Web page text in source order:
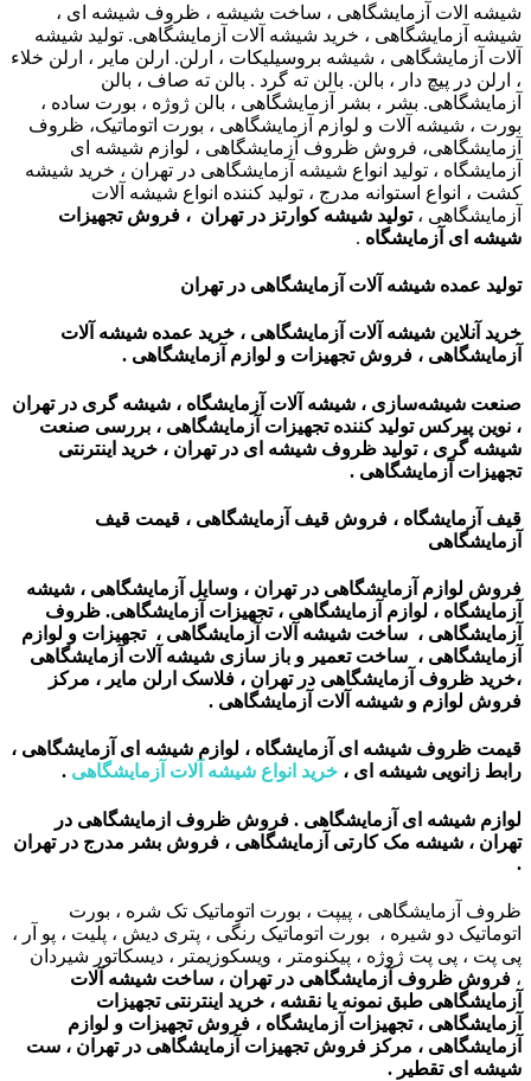
شیشه الات آزمایشگاهی ، ساخت شیشه ، ظروف شیشه ای ،
شیشه آزمایشگاهی ، خرید شیشه آلات آزمایشگاهی. تولید شیشه
آلات آزمایشگاهی ، شیشه بروسیلیکات ، ارلن. ارلن مایر ، ارلن خلاء
، ارلن در پیچ دار ، بالن. بالن ته گرد . بالن ته صاف ، بالن
آزمایشگاهی. بشر ، بشر آزمایشگاهی ، بالن ژوژه ، بورت ساده ،
بورت ، شیشه آلات و لوازم آزمایشگاهی ، بورت اتوماتیک، ظروف
آزمایشگاهی، فروش ظروف آزمایشگاهی ، لوازم شیشه ای
آزمایشگاه ، تولید انواع شیشه آزمایشگاهی در تهران ، خرید شیشه
کشت ، انواع استوانه مدرج ، تولید کننده انواع شیشه آلات
آزمایشگاهی ،تولید شیشه کوارتز در تهران ، فروش تجهیزات
شیشه ای آزمایشگاه .
تولید عمده شیشه آلات آزمایشگاهی در تهران
خرید آنلاین شیشه آلات آزمایشگاهی ، خرید عمده شیشه آلات
آزمایشگاهی ، فروش تجهیزات و لوازم آزمایشگاهی .
صنعت شیشه‌سازی ، شیشه آلات آزمایشگاه ، شیشه گری در تهران
، نوین پیرکس تولید کننده تجهیزات آزمایشگاهی ، بررسی صنعت
شیشه گری ،تولید ظروف شیشه ای در تهران ، خرید اینترنتی
تجهیزات آزمایشگاهی .
قیف آزمایشگاه ، فروش قیف آزمایشگاهی ، قیمت قیف
آزمایشگاهی
فروش لوازم آزمایشگاهی در تهران ، وسایل آزمایشگاهی ، شیشه
آزمایشگاه ، لوازم آزمایشگاهی ، تجهیزات آزمایشگاهی. ظروف
آزمایشگاهی ، ساخت شیشه آلات آزمایشگاهی ، تجهیزات و لوازم
آزمایشگاهی ، ساخت تعمیر و باز سازی شیشه آلات آزمایشگاهی
،خرید ظروف آزمایشگاهی در تهران ، فلاسک ارلن مایر ، مرکز
فروش لوازم و شیشه آلات آزمایشگاهی .
قیمت ظروف شیشه ای آزمایشگاه ، لوازم شیشه ای آزمایشگاهی ،
رابط زانویی شیشه ای ، خرید انواع شیشه آلات آزمایشگاهی .
لوازم شیشه ای آزمایشگاهی . فروش ظروف ازمایشگاهی در
تهران ، شیشه مک کارتی آزمایشگاهی ، فروش بشر مدرج در تهران
.
ظروف آزمایشگاهی ، پیپت ، بورت اتوماتیک تک شره ، بورت
اتوماتیک دو شیره ، بورت اتوماتیک رنگی ، پتری دیش ، پلیت ، پو آر ،
پی پت ، پی پت ژوژه ، پیکنومتر ، ویسکوزیمتر ، دیسکاتور شیردان
، فروش ظروف آزمایشگاهی در تهران ، ساخت شیشه آلات
آزمایشگاهی طبق نمونه یا نقشه ، خرید اینترنتی تجهیزات
آزمایشگاهی ، تجهیزات آزمایشگاه ، فروش تجهیزات و لوازم
آزمایشگاهی ، مرکز فروش تجهیزات آزمایشگاهی در تهران ، ست
شیشه ای تقطیر .